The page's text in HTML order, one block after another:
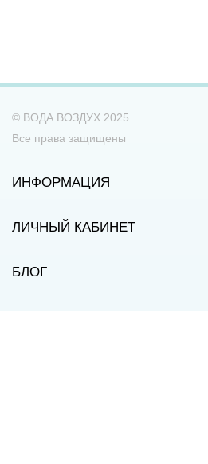
© ВОДА ВОЗДУХ 2025
Все права защищены
ИНФОРМАЦИЯ
ЛИЧНЫЙ КАБИНЕТ
БЛОГ